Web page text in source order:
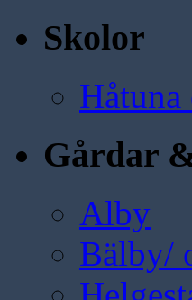
Skolor
Gårdar
Alby
Bälby/